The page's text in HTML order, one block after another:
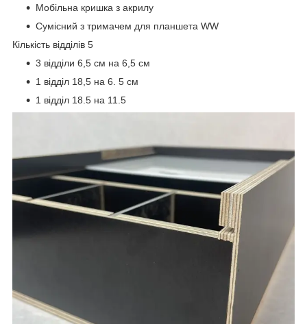
Мобільна кришка з акрилу
Сумісний з тримачем для планшета WW
Кількість відділів 5
3 відділи 6,5 см на 6,5 см
1 відділ 18,5 на 6. 5 см
1 відділ 18.5 на 11.5